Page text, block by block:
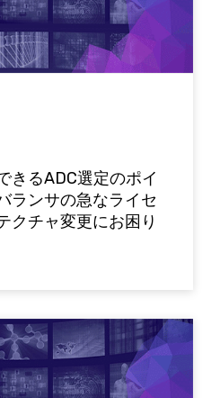
きるADC選定のポイ
ランサの急なライセ
クチャ変更にお困り